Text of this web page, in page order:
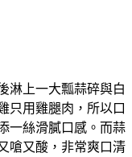
淋上一大瓢蒜碎與白
只用雞腿肉，所以口
一絲滑膩口感。而蒜
嗆又酸，非常爽口清